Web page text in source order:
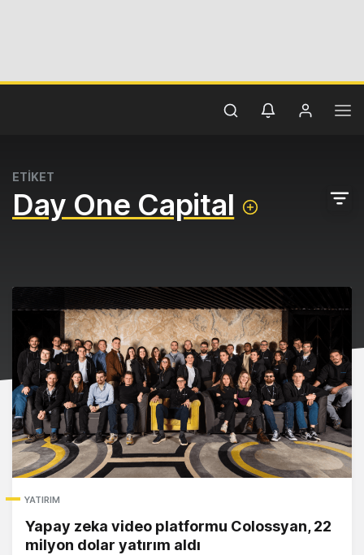
ETİKET
Day One Capital
YATIRIM
Yapay zeka video platformu Colossyan, 22
milyon dolar yatırım aldı